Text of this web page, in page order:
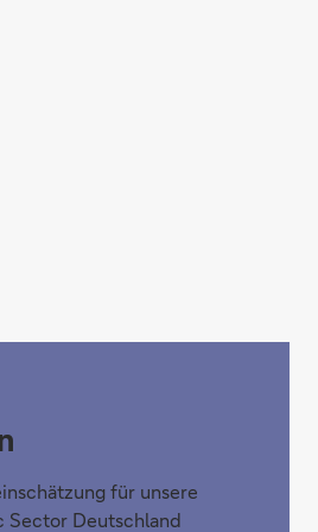
für unsere
Sector Deutschland